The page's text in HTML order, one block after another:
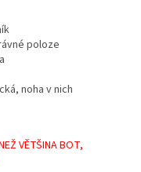
poloze
noha v nich
VĚTŠINA BOT,